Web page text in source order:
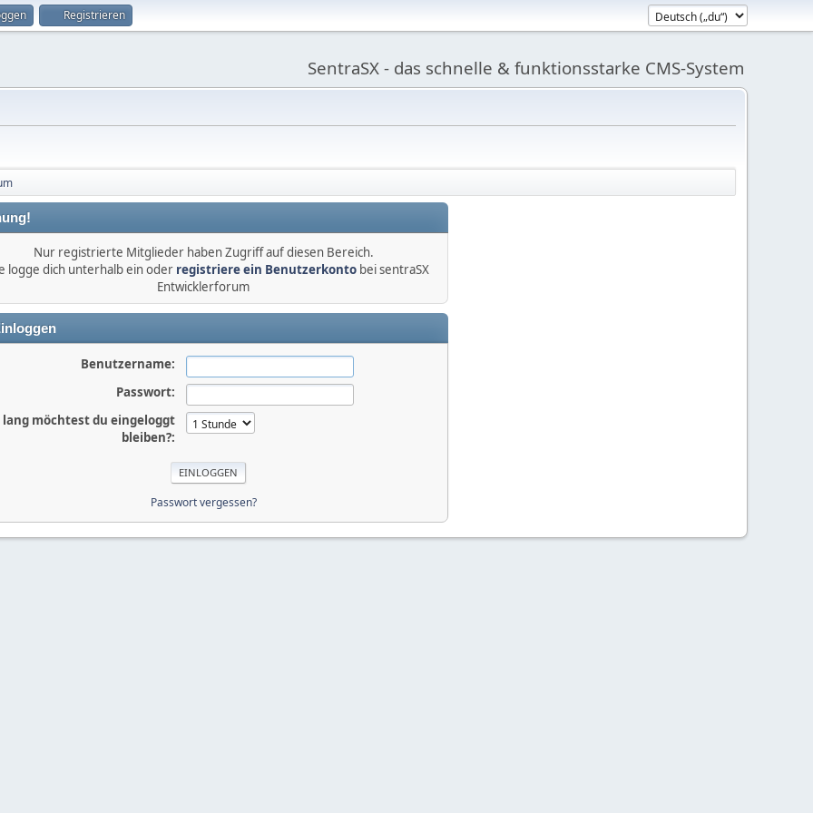
Registrieren
SentraSX - das schnelle & funktionsstarke CMS-System
Nur registrierte Mitglieder haben Zugriff auf diesen Bereich.
logge dich unterhalb ein oder registriere ein Benutzerkontobei sentraSX
Entwicklerforum
Benutzername:
Passwort:
lang möchtest du eingeloggt
bleiben?:
Passwort vergessen?